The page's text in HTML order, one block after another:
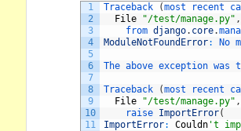
1
2
3
4
5
6
7
8
9
10
11
Traceback (most recent
File
"/test/manage.py" ,
from django. core.
ModuleNotFoundError: No
The above exception was
Traceback (most recent
File
"/test/manage.py" ,
raise ImportError(
ImportError: Couldn 't